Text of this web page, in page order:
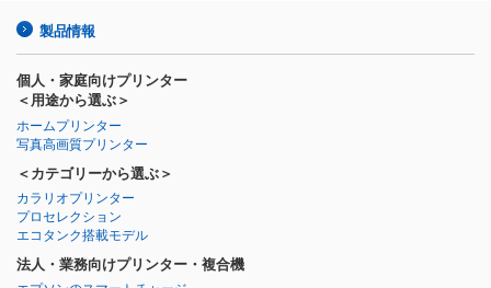
製品情報
個人・家庭向けプリンター
＜用途から選ぶ＞
ホームプリンター
写真高画質プリンター
＜カテゴリーから選ぶ＞
カラリオプリンター
プロセレクション
エコタンク搭載モデル
法人・業務向けプリンター・複合機